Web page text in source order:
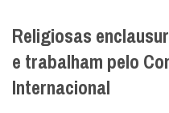
Religiosas
e trabalham pelo
Internacional